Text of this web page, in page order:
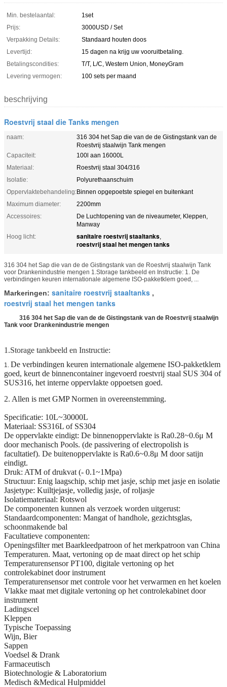
Min. bestelaantal:
1set
Prijs:
3000USD / Set
Verpakking Details:
Standaard houten doos
Levertijd:
15 dagen na krijg uw vooruitbetaling.
Betalingscondities:
T/T, L/C, Western Union, MoneyGram
Levering vermogen:
100 sets per maand
beschrijving
Roestvrij staal die Tanks mengen
naam:
316 304 het Sap die van de de Gistingstank van de
Roestvrij staalwijn Tank mengen
Capaciteit:
100l aan 16000L
Materiaal:
Roestvrij staal 304/316
Isolatie:
Polyurethaanschuim
Oppervlaktebehandeling:Binnen opgepoetste spiegel en buitenkant
Maximum diameter:
2200mm
Accessoires:
De Luchtopening van de niveaumeter, Kleppen,
Manway
Hoog licht:
sanitaire roestvrij staaltanks,
roestvrij staal het mengen tanks
316 304 het Sap die van de de Gistingstank van de Roestvrij staalwijn Tank
voor Drankenindustrie mengen 1.Storage tankbeeld en Instructie: 1. De
verbindingen keuren internationale algemene ISO-pakketklem goed, ...
Markeringen: sanitaire roestvrij staaltanks ,
roestvrij staal het mengen tanks
316 304 het Sap die van de de Gistingstank van de Roestvrij staalwijn
Tank voor Drankenindustrie mengen
1.Storage tankbeeld en Instructie:
1. De verbindingen keuren internationale algemene ISO-pakketklem
goed, keurt de binnencontainer ingevoerd roestvrij staal SUS 304 of
SUS316, het interne oppervlakte oppoetsen goed.
2. Allen is met GMP Normen in overeenstemming.
Specificatie: 10L~30000L
Materiaal: SS316L of SS304
De oppervlakte eindigt: De binnenoppervlakte is Ra0.28~0.6μ M
door mechanisch Pools. (de passivering of electropolish is
facultatief). De buitenoppervlakte is Ra0.6~0.8μ M door satijn
eindigt.
Druk: ATM of drukvat (- 0.1~1Mpa)
Structuur: Enig laagschip, schip met jasje, schip met jasje en isolatie
Jasjetype: Kuiltjejasje, volledig jasje, of roljasje
Isolatiemateriaal: Rotswol
De componenten kunnen als verzoek worden uitgerust:
Standaardcomponenten: Mangat of handhole, gezichtsglas,
schoonmakende bal
Facultatieve componenten:
Openingsfilter met Baarkleedpatroon of het merkpatroon van China
Temperaturen. Maat, vertoning op de maat direct op het schip
Temperaturensensor PT100, digitale vertoning op het
controlekabinet door instrument
Temperaturensensor met controle voor het verwarmen en het koelen
Vlakke maat met digitale vertoning op het controlekabinet door
instrument
Ladingscel
Kleppen
Typische Toepassing
Wijn, Bier
Sappen
Voedsel & Drank
Farmaceutisch
Biotechnologie & Laboratorium
Medisch &Medical Hulpmiddel